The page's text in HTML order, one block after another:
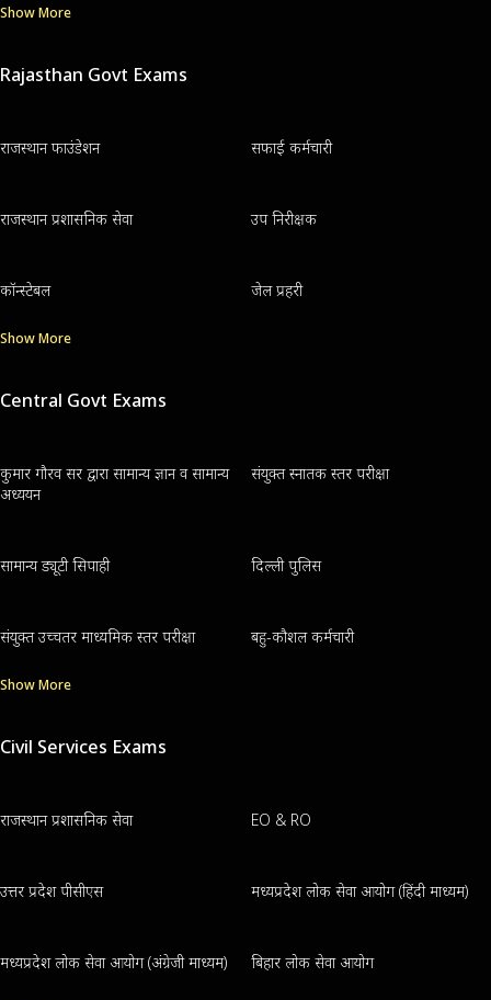
Show More
Rajasthan Govt Exams
राजस्थान फाउंडेशन सफाई कर्मचारी
राजस्थान प्रशासनिक सेवा उप निरीक्षक
कॉन्स्टेबल जेल प्रहरी
Show More
Central Govt Exams
कुमार गौरव सर द्वारा सामान्य ज्ञान व सामान्य
अध्ययन
संयुक्त स्नातक स्तर परीक्षा
सामान्य ड्यूटी सिपाही दिल्ली पुलिस
संयुक्त उच्चतर माध्यमिक स्तर परीक्षा बहु-कौशल कर्मचारी
Show More
Civil Services Exams
राजस्थान प्रशासनिक सेवा EO & RO
उत्तर प्रदेश पीसीएस मध्यप्रदेश लोक सेवा आयोग (हिंदी माध्यम)
मध्यप्रदेश लोक सेवा आयोग (अंग्रेजी माध्यम) बिहार लोक सेवा आयोग